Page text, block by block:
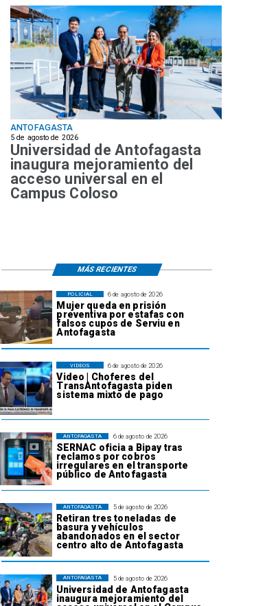
ANTOFAGASTA
5 de agosto de 2026
Universidad de Antofagasta
inaugura mejoramiento del
acceso universal en el
Campus Coloso
6 de agosto de 2026
Mujer queda en prisión
preventiva por estafas con
falsos cupos de Serviu en
Antofagasta
POLICIAL
6 de agosto de 2026
Video | Choferes del
TransAntofagasta piden
sistema mixto de pago
VIDEOS
6 de agosto de 2026
SERNAC oficia a Bipay tras
reclamos por cobros
irregulares en el transporte
público de Antofagasta
ANTOFAGASTA
5 de agosto de 2026
Retiran tres toneladas de
basura y vehículos
abandonados en el sector
centro alto de Antofagasta
ANTOFAGASTA
5 de agosto de 2026
Universidad de Antofagasta
inaugura mejoramiento del
ANTOFAGASTA
MÁS RECIENTES